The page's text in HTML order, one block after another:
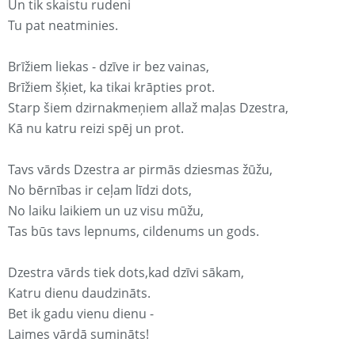
Un tik skaistu rudeni
Tu pat neatminies.
Brīžiem liekas - dzīve ir bez vainas,
Brīžiem šķiet, ka tikai krāpties prot.
Starp šiem dzirnakmeņiem allaž maļas Dzestra,
Kā nu katru reizi spēj un prot.
Tavs vārds Dzestra ar pirmās dziesmas žūžu,
No bērnības ir ceļam līdzi dots,
No laiku laikiem un uz visu mūžu,
Tas būs tavs lepnums, cildenums un gods.
Dzestra vārds tiek dots,kad dzīvi sākam,
Katru dienu daudzināts.
Bet ik gadu vienu dienu -
Laimes vārdā sumināts!